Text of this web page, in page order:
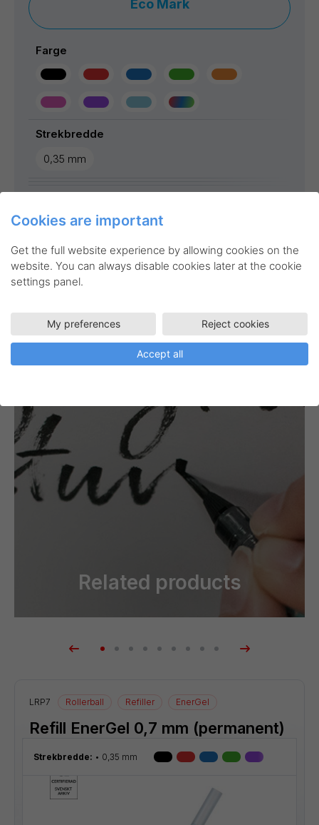
Eco Mark
Farge
Strekbredde
0,35 mm
More info Find reseller
Related products
LRP7 Rollerball Refiller EnerGel
Refill EnerGel 0,7 mm (permanent)
Strekbredde: 0,35 mm
Cookies are important
Get the full website experience by allowing cookies on the
website. You can always disable cookies later at the cookie
settings panel.
My preferences Reject cookies
Accept all